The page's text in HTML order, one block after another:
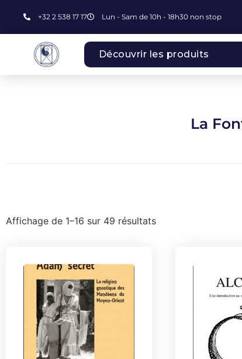
+32 2 538 17 17 Lun - Sam de 10h - 18h30 non stop
Découvrir les produits
La
Affichage de 1–16 sur 49 résultats